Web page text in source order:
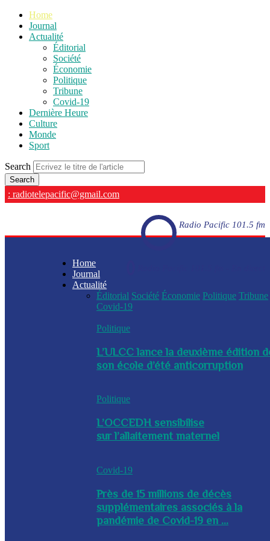
Home
Journal
Actualité
Éditorial
Société
Économie
Politique
Tribune
Covid-19
Dernière Heure
Culture
Monde
Sport
Search
: radiotelepacific@gmail.com
Radio Pacific 101.5 fm
Home
Journal
Actualité
Éditorial Société Économie Politique Tribune
Covid-19
Politique
L’ULCC lance la deuxième édition
son école d’été anticorruption
Politique
L’OCCEDH sensibilise
sur l’allaitement maternel
Covid-19
Près de 15 millions de décès
supplémentaires associés à la
pandémie de Covid-19 en ...